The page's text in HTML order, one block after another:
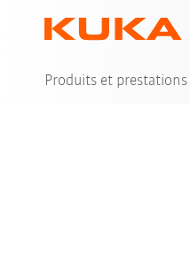
Produits et prestations